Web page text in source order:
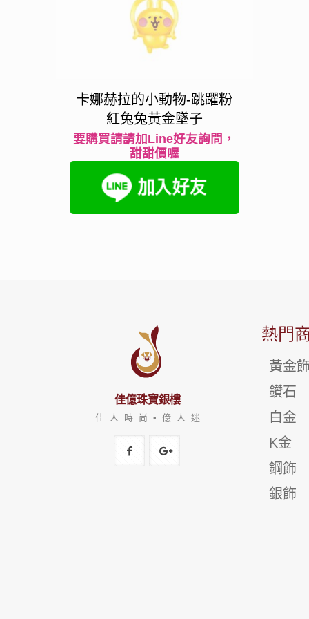
卡娜赫拉的小動物-跳躍粉
紅兔兔黃金墜子
要購買請請加Line好友詢問，
甜甜價喔
佳億珠寶銀樓
佳 人 時 尚 • 億 人 迷
熱門
黃金
鑽石
白金
K金
鋼飾
銀飾